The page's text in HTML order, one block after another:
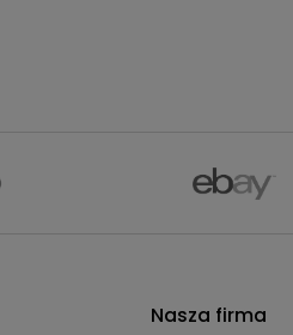
Nasza firma